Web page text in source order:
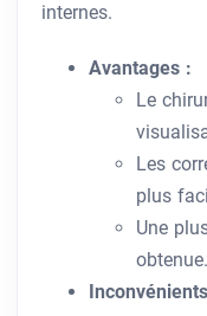
internes.
Avantages :
Le
Les
plus
Une
obtenue.